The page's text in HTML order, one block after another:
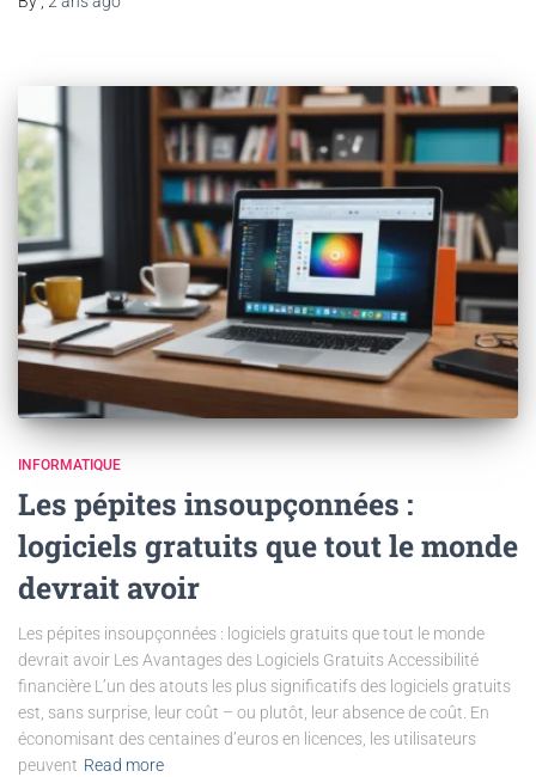
INFORMATIQUE
Les pépites insoupçonnées :
logiciels gratuits que tout le monde
devrait avoir
Les pépites insoupçonnées : logiciels gratuits que tout le monde
devrait avoir Les Avantages des Logiciels Gratuits Accessibilité
financière L’un des atouts les plus significatifs des logiciels gratuits
est, sans surprise, leur coût – ou plutôt, leur absence de coût. En
économisant des centaines d’euros en licences, les utilisateurs
peuvent Read more